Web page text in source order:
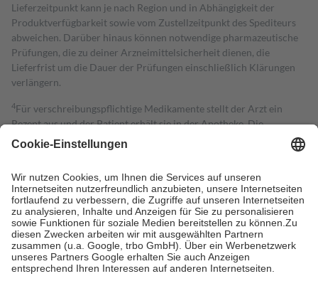
Lieferzeitpunkt kann je nach Region und in Abhängigkeit der
Produktverfügbarkeit sowie vom Zustellzeitpunkt des Spediteurs
abweichen. Darüber hinaus können notwendige pharmazeutische
Prüfungen, die zu deiner Arzneimittelsicherheit dienen, die
Lieferfrist um die Dauer der Prüfungen einschließlich Klärungen
verlängern.
4Für verschreibungspflichtige Medikamente stellt der Arzt ein
Rezept aus und der Patient erhält sie in der Apotheke. Die
gesetzliche Krankenversicherung übernimmt in der Regel die
Kosten dafür, der Versicherte trägt einen Teil davon als Zuzahlung
Grundsätzlich leisten Mitglieder Zuzahlungen in Höhe von zehn
Prozent des Abgabepreises,mindestens jedochfünf Euround
höchstens zehn Euro.Es sind jedoch nie mehr als die tatsächlichen
Kosten der Leistung zu entrichten.
Diese Regeln gelten grundsätzlich auch für Online-Apotheken.
Bei Heilmitteln und häuslicher Krankenpflege beträgt die
Zuzahlung zehn Prozent der Kosten sowie zehn Euro je